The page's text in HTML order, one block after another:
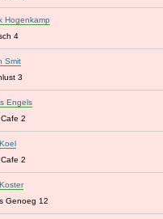
Hogenkamp
4
Smit
3
Engels
2
2
Genoeg 12